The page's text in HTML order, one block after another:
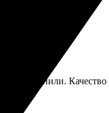
объяснили.